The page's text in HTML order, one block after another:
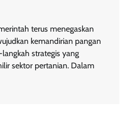
terus menegaskan
kemandirian pangan
strategis yang
sektor pertanian. Dalam